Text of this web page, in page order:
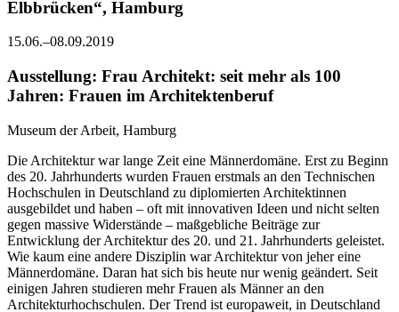
Elbbrücken“, Hamburg
15.06.–08.09.2019
Ausstellung: Frau Architekt: seit mehr als 100
Jahren: Frauen im Architektenberuf
Museum der Arbeit, Hamburg
Die Architektur war lange Zeit eine Männerdomäne. Erst zu Beginn
des 20. Jahrhunderts wurden Frauen erstmals an den Technischen
Hochschulen in Deutschland zu diplomierten Architektinnen
ausgebildet und haben – oft mit innovativen Ideen und nicht selten
gegen massive Widerstände – maßgebliche Beiträge zur
Entwicklung der Architektur des 20. und 21. Jahrhunderts geleistet.
Wie kaum eine andere Disziplin war Architektur von jeher eine
Männerdomäne. Daran hat sich bis heute nur wenig geändert. Seit
einigen Jahren studieren mehr Frauen als Männer an den
Architekturhochschulen. Der Trend ist europaweit, in Deutschland